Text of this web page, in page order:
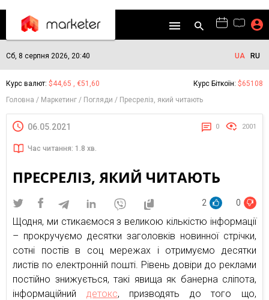
Сб, 8 серпня 2026, 20:40 UA RU
Курс валют: $44,65 , €51,60 Курс Біткоїн: $65108
Головна
Маркетинг Погляди Пресреліз, який читають
06.05.2021 0 2001
Час читання: 1.8 хв.
ПРЕСРЕЛІЗ, ЯКИЙ ЧИТАЮТЬ
2 0
Щодня, ми стикаємося з великою кількістю інформації
– прокручуємо десятки заголовків новинної стрічки,
сотні постів в соц мережах і отримуємо десятки
листів по електронній пошті. Рівень довіри до реклами
постійно знижується, такі явища як банерна сліпота,
інформаційний детокс, призводять до того що,